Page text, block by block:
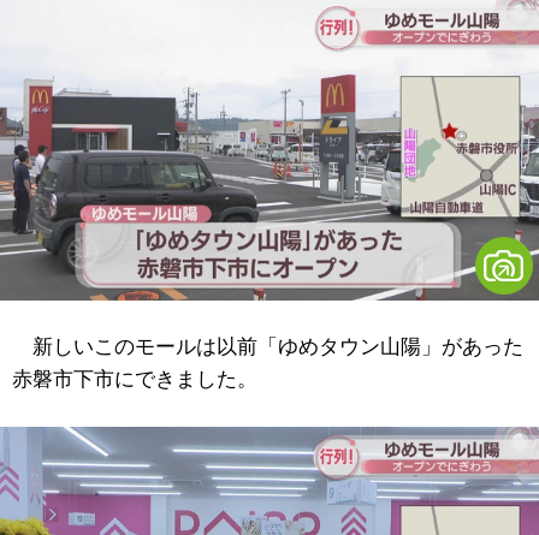
新しいこのモールは以前「ゆめタウン山陽」があった
赤磐市下市にできました。